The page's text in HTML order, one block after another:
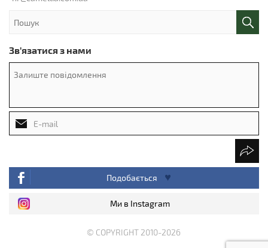
Зв'язатися з нами
Подобається
Ми в Instagram
© COPYRIGHT 2010-2026